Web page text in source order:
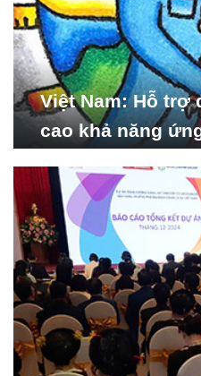
Việt Nam: Hỗ trợ
cao khả năng